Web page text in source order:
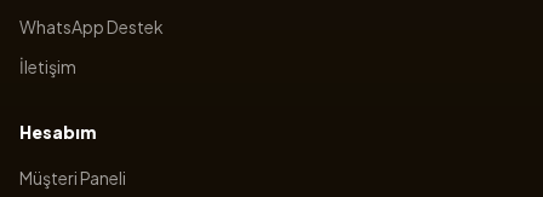
WhatsApp Destek
İletişim
Hesabım
Müşteri Paneli